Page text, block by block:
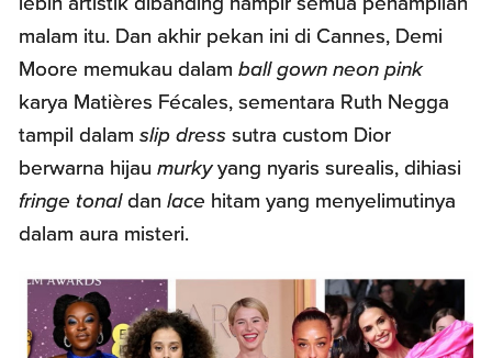
malam itu. Dan akhir pekan ini di Cannes, Demi
Moore memukau dalamball gown neon pink
karya Matières Fécales, sementara Ruth Negga
tampil dalamslip dress sutra custom Dior
berwarna hijaumurkyyang nyaris surealis, dihiasi
fringe tonaldanlace hitam yang menyelimutinya
dalam aura misteri.